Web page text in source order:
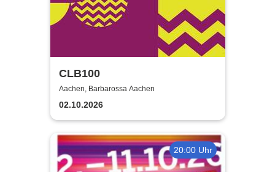
CLB100
Aachen, Barbarossa Aachen
02.10.2026
20:00 Uhr